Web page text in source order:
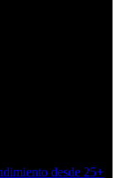
desde 25+